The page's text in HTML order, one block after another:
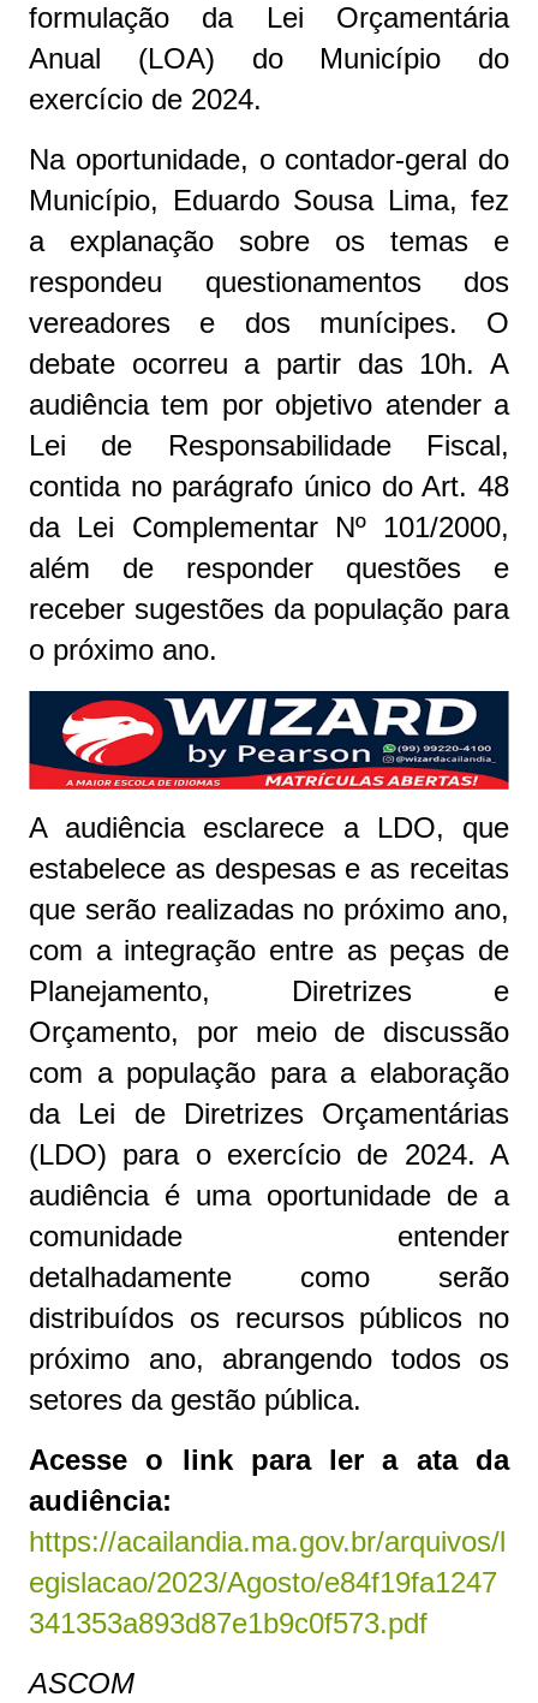
formulação da Lei Orçamentária
Anual (LOA) do Município do
exercício de 2024.
Na oportunidade, o contador-geral do
Município, Eduardo Sousa Lima, fez
a explanação sobre os temas e
respondeu questionamentos dos
vereadores e dos munícipes. O
debate ocorreu a partir das 10h. A
audiência tem por objetivo atender a
Lei de Responsabilidade Fiscal,
contida no parágrafo único do Art. 48
da Lei Complementar Nº 101/2000,
além de responder questões e
receber sugestões da população para
o próximo ano.
A audiência esclarece a LDO, que
estabelece as despesas e as receitas
que serão realizadas no próximo ano,
com a integração entre as peças de
Planejamento, Diretrizes e
Orçamento, por meio de discussão
com a população para a elaboração
da Lei de Diretrizes Orçamentárias
(LDO) para o exercício de 2024. A
audiência é uma oportunidade de a
comunidade entender
detalhadamente como serão
distribuídos os recursos públicos no
próximo ano, abrangendo todos os
setores da gestão pública.
Acesse o link para ler a ata da
audiência:
https://acailandia.ma.gov.br/arquivos/l
egislacao/2023/Agosto/e84f19fa1247
341353a893d87e1b9c0f573.pdf
ASCOM